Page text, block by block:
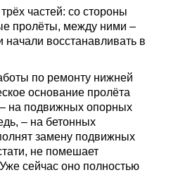
частей: со стороны
пролёты, между ними –
начали восстанавливать в
по ремонту нижней
основание пролёта
на подвижных опорных
– на бетонных
замену подвижных
не помешает
сейчас оно полностью